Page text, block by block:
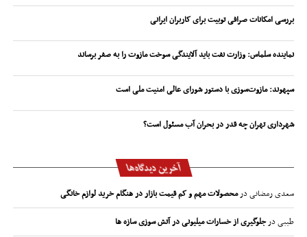
بررسی امکانات صرافی توبیت برای کاربران ایرانی
نماینده سلماس: وزارت نفت باید آلایندگی سوخت مازوت را به صفر برساند
سپهوند:‌ مازوت‌سوزی با دستور شورای عالی امنیت ملی است
شهرداری تهران چه قدر در بحران آب مسئول است؟
آخرین دیدگاه‌ها
سعدی رمضانیدرمحصولات مهم و کم قیمت بازار در هنگام خرید لوازم خانگی
طیبیدرجلوگیری از خسارات میلیونی در آتش سوزی سازه ها